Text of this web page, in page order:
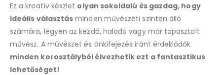
waitlist
for
this
product
Ez a kreatív készlet olyan sokoldalú és gazdag, hogy
ideális választás minden művészeti szinten álló
számára, legyen az kezdő, haladó vagy már tapasztalt
művész. A művészet és önkifejezés iránt érdeklődők
minden korosztályból élvezhetik ezt a fantasztikus
lehetőséget!